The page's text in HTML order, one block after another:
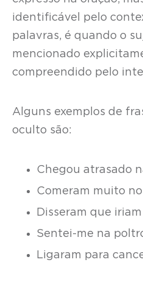
identificável pelo
palavras, é quando o
mencionado
compreendido pelo
Alguns exemplos de
oculto são:
Chegou atrasado
Comeram muito
Disseram que
Sentei-me na
Ligaram para